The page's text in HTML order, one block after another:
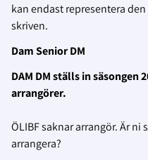
kan endast representera
skriven.
Dam Senior DM
DAM DM ställs in säsongen
arrangörer.
ÖLIBF saknar arrangör. Är
arrangera?